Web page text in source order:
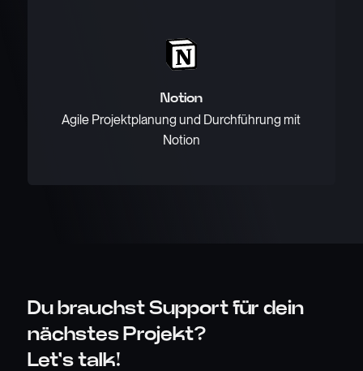
Notion
Agile Projektplanung und Durchführung mit
Notion
Du brauchst Support für dein
nächstes Projekt?
Let's talk!